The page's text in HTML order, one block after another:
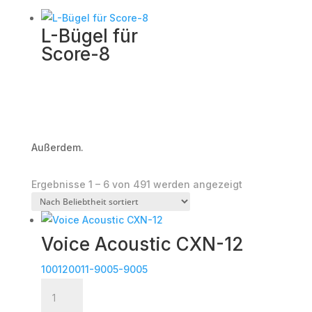
L-Bügel für
Score-8
Außerdem.
Ergebnisse 1 – 6 von 491 werden angezeigtNach
Voice Acoustic CXN-12
100120011-9005-9005
Acoustic